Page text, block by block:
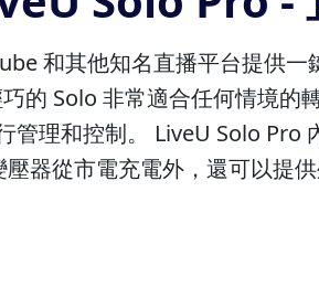
和其他知名直播平台提供
的 Solo 非常適合任何情境的
管理和控制。 LiveU Solo Pro
器從市電充電外，還可以提